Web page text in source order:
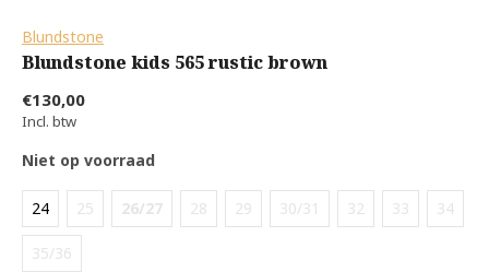
Blundstone
Blundstone kids 565 rustic brown
€130,00
Incl. btw
Niet op voorraad
24 25 26/27 28 29 30/31 32 33 34
35/36